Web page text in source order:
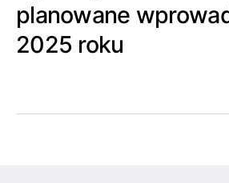
planowane
2025 roku